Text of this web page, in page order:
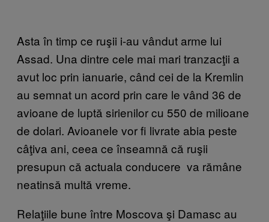
Asta în timp ce ruşii i-au vândut arme lui
Assad. Una dintre cele mai mari tranzacţii a
avut loc prin ianuarie, când cei de la Kremlin
au semnat un acord prin care le vând 36 de
avioane de luptă sirienilor cu 550 de milioane
de dolari. Avioanele vor fi livrate abia peste
câţiva ani, ceea ce înseamnă că ruşii
presupun că actuala conducere va rămâne
neatinsă multă vreme.
Relaţiile bune între Moscova şi Damasc au